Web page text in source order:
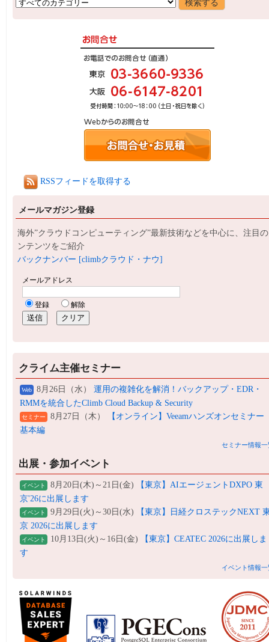
RSSフィードを取得する
メールマガジン登録
海外”クラウドコンピューティング”最新技術などを中心に、注目
ンテンツをご紹介
バックナンバー [climbクラウド・ナウ]
クライム主催セミナー
Web 8月26日（水） 運用の複雑化を解消！バックアップ・EDR・
RMMを統合したClimb Cloud Backup & Security
セミナー 8月27日（木）
【オンライン】Veeamハンズオンセミナー
基本編
セミナー情報一
出展・参加イベント
イベント 8月20日(木)～21日(金)
【東京】AIエージェントDXPO 東
京'26に出展します
イベント 9月29日(火)～30日(水)
【東京】日経クロステックNEXT
京 2026に出展します
イベント 10月13日(火)～16日(金)
【東京】CEATEC 2026に出展しま
す
イベント情報一